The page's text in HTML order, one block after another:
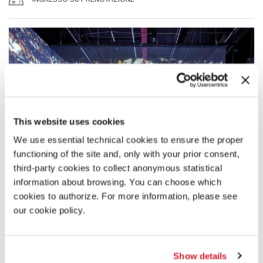
This website uses cookies
We use essential technical cookies to ensure the proper
functioning of the site and, only with your prior consent,
third-party cookies to collect anonymous statistical
information about browsing. You can choose which
cookies to authorize. For more information, please see
our cookie policy.
Show details